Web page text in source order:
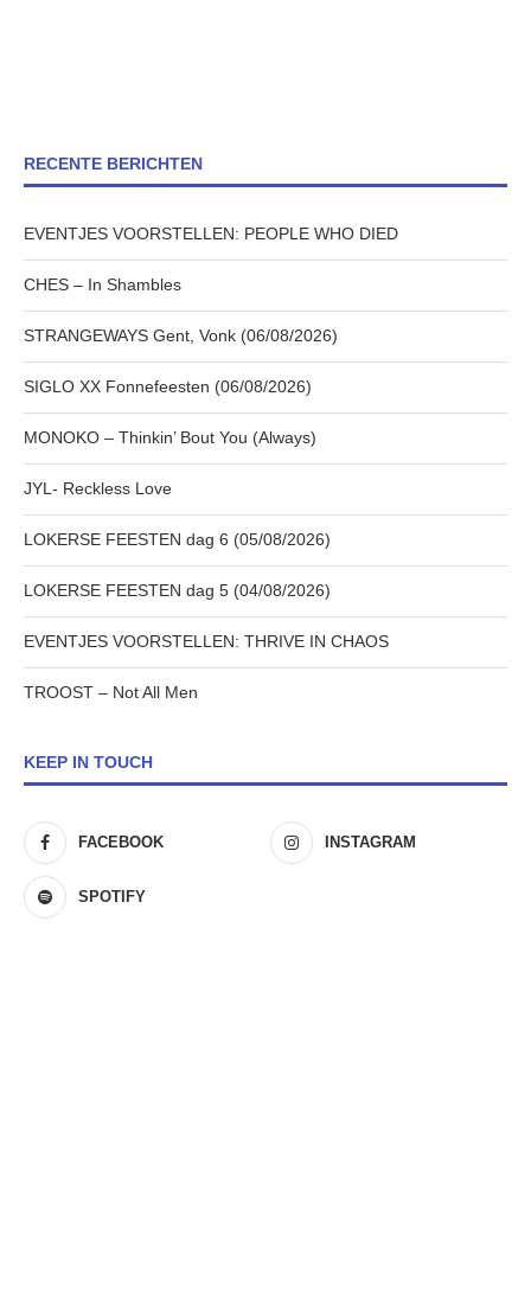
RECENTE BERICHTEN
EVENTJES VOORSTELLEN: PEOPLE WHO DIED
CHES – In Shambles
STRANGEWAYS Gent, Vonk (06/08/2026)
SIGLO XX Fonnefeesten (06/08/2026)
MONOKO – Thinkin’ Bout You (Always)
JYL- Reckless Love
LOKERSE FEESTEN dag 6 (05/08/2026)
LOKERSE FEESTEN dag 5 (04/08/2026)
EVENTJES VOORSTELLEN: THRIVE IN CHAOS
TROOST – Not All Men
KEEP IN TOUCH
FACEBOOK INSTAGRAM
SPOTIFY